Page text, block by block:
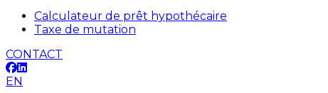
Calculateur de prêt hypothécaire
Taxe de mutation
CONTACT
EN